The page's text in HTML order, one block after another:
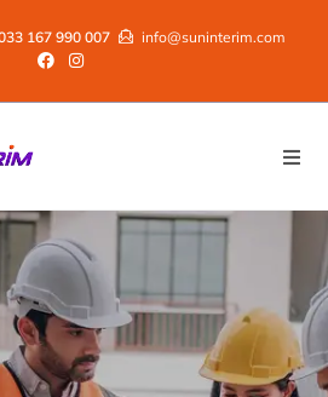
167 990 007 info@suninterim.com